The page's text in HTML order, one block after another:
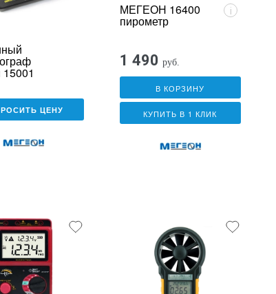
ЦЕНУ
МЕГЕОН 16400
пирометр
i
1 490 руб.
В КОРЗИНУ
КУПИТЬ В 1 КЛИК